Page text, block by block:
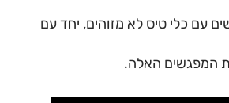
עם כלי טיס לא מזוהים, יחד עם
המפגשים האלה.